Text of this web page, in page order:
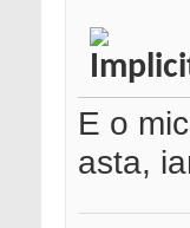
E o
asta,